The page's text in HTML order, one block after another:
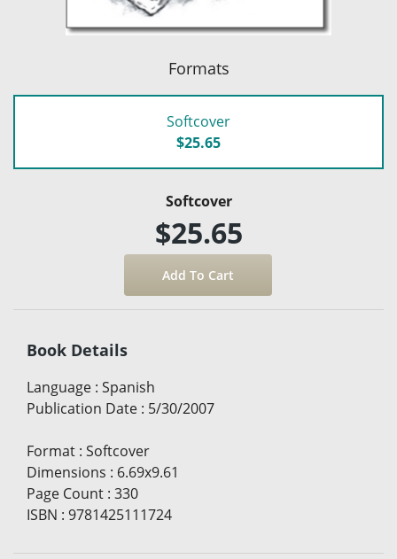
Formats
Softcover
$25.65
Softcover
$25.65
Book Details
Language : Spanish
Publication Date : 5/30/2007
Format : Softcover
Dimensions : 6.69x9.61
Page Count : 330
ISBN : 9781425111724